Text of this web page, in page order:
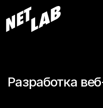
Разработка